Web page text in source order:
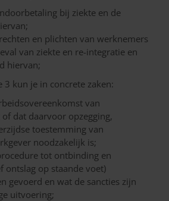
bij ziekte en de
en plichten van werknemers
van ziekte en re-integratie en
hiervan;
3 kun je in concrete zaken:
van
dat daarvoor opzegging,
toestemming van
noodzakelijk is;
tot ontbinding en
ontslag op staande voet)
gevoerd en wat de sancties zijn
uitvoering;